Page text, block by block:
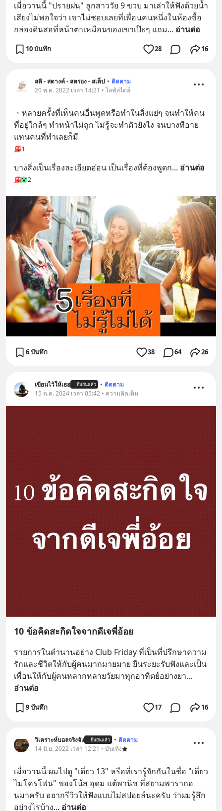
เมื่อวานนี้ "ปรายฝน" ลูกสาววัย 9 ขวบ มาเล่าให้ฟังด้วยน้ำ
เสียงไม่พอใจว่า เขาไม่ชอบเลยที่เพื่อนคนหนึ่งในห้องซื้อ
กล่องดินสอที่หน้าตาเหมือนของเขาเป๊ะๆ แถม... อ่านต่อ
10 บันทึก 28 16
สติ - สตางค์ - สตรอง - สเต็ป • ติดตาม
20 พ.ค. 2022 เวลา 14:21 • ไลฟ์สไตล์
・หลายครั้งที่เห็นคนอื่นพูดหรือทำในสิ่งแย่ๆ จนทำให้คน
ที่อยู่ใกล้ๆ ทำหน้าไม่ถูก ไม่รู้จะทำตัวยังไง จนบางทีอาย
แทนคนที่ทำเลยก็มี
1
บางสิ่งเป็นเรื่องละเอียดอ่อน เป็นเรื่องที่ต้องพูดก... อ่านต่อ
2
6 บันทึก 38 64 26
เขียนไว้ให้เธอ ยืนยันแล้ว • ติดตาม
15 ต.ค. 2024 เวลา 05:42 • ความคิดเห็น
10 ข้อคิดสะกิดใจจากดีเจพี่อ้อย
รายการในตำนานอย่าง Club Friday ที่เป็นที่ปรึกษาความ
รักและชีวิตให้กับผู้คนมากมายมาย ยืนระยะรับฟังและเป็น
เพื่อนให้กับผู้คนหลากหลายวัยมาทุกอาทิตย์อย่างยา
อ่านต่อ
9 บันทึก 17 16
วิเคราะห์บอลจริงจัง ยืนยันแล้ว • ติดตาม
14 มิ.ย. 2022 เวลา 12:21 • บันเทิง
เมื่อวานนี้ ผมไปดู "เดี่ยว 13" หรือที่เรารู้จักกันในชื่อ "เดี่ยว
ไมโครโฟน" ของโน้ส อุดม แต้พานิช ที่สยามพารากอ
นมาครับ อยากรีวิวให้ฟังแบบไม่สปอยล์นะครับ ว่าผมรู้สึก
อย่างไรบ้าง... อ่านต่อ